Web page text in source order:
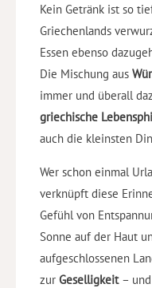
Kein Getränk ist so
Griechenlands
Essen ebenso
Die Mischung aus
immer und überall
griechische
auch die kleinsten
Wer schon einmal
verknüpft diese
Gefühl von
Sonne auf der Haut
aufgeschlossenen
zur Geselligkeit –